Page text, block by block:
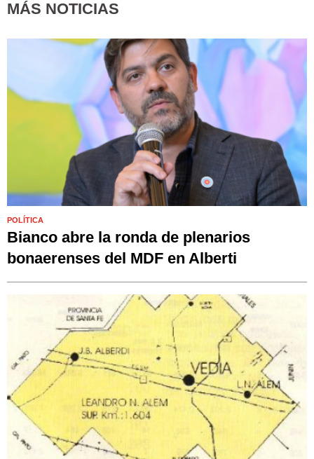
MÁS NOTICIAS
POLÍTICA
Bianco abre la ronda de plenarios
bonaerenses del MDF en Alberti